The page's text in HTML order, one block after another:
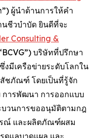
ผู้นำด้านการให้คำ
ชีวบำบัด ยินดีที่จะ
Consulting &
บริษัทที่ปรึกษา
มีเครือข่ายระดับโลกใน
ชภัณฑ์ โดยเป็นที่รู้จัก
ารพัฒนา การออกแบบ
วนการขออนุมัติตามกฎ
ณ์ และผลิตภัณฑ์ผสม
ดูแลบาดแผล และ